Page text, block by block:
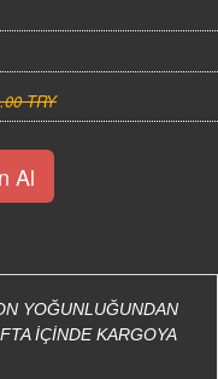
TRY
Al
YOĞUNLUĞUNDAN
İÇİNDE KARGOYA